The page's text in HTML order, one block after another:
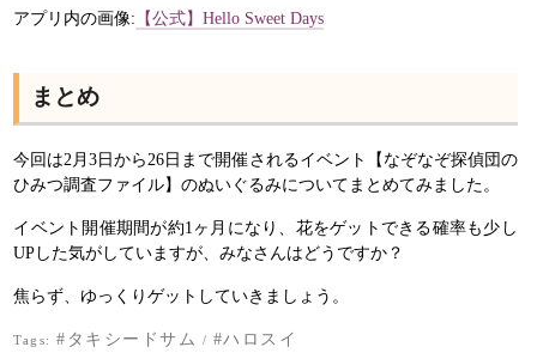
アプリ内の画像: 【公式】Hello Sweet Days
まとめ
今回は2月3日から26日まで開催されるイベント【なぞなぞ探偵団の
ひみつ調査ファイル】のぬいぐるみについてまとめてみました。
イベント開催期間が約1ヶ月になり、花をゲットできる確率も少し
UPした気がしていますが、みなさんはどうですか？
焦らず、ゆっくりゲットしていきましょう。
Tags:#タキシードサム / #ハロスイ